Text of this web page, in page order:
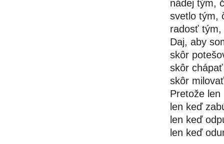
nádej tým,
svetlo tým,
radosť
Daj, aby
skôr
skôr
skôr
Pretože
len keď
len keď
len keď